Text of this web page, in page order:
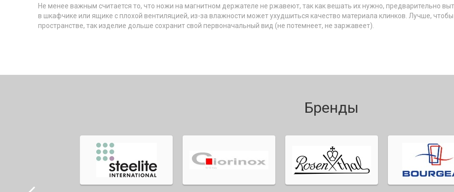
Не менее важным считается то, что ножи на магнитном держателе не ржавеют, так как вешать их нужно, предварительно
в шкафчике или ящике с плохой вентиляцией, из-за влажности может ухудшиться качество материала клинков. Лучше,
пространстве, так изделие дольше сохранит свой первоначальный вид (не потемнеет, не заржавеет).
Бренды